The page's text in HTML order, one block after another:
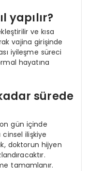
yapılır?
ve kısa
vajina girişinde
iyileşme süreci
hayatına
sürede
gün içinde
cinsel ilişkiye
doktorun hijyen
tamamlanır.